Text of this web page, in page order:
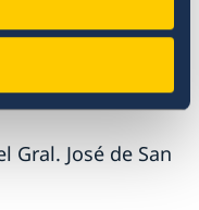
Gral. José de San